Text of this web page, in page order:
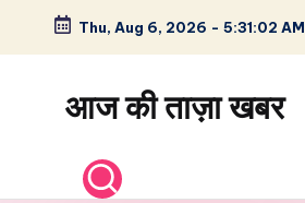
Skip
content
Thu, Aug 6, 2026 - 5:31:02 AM
आज की ताज़ा खबर